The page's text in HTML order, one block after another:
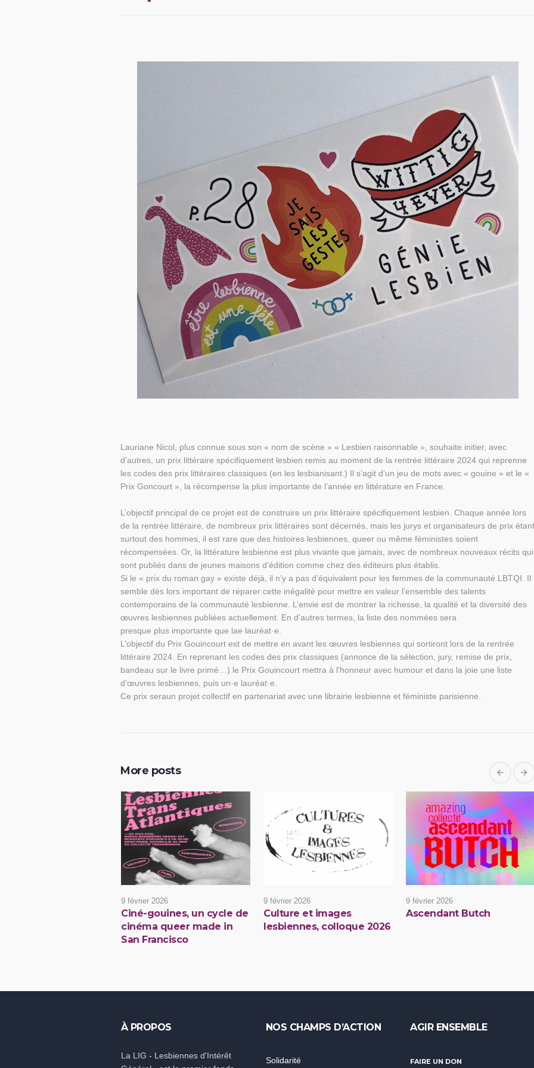
Lauriane Nicol, plus connue sous son « nom de scène » « Lesbien raisonnable », souhaite initier, avec
d’autres, un prix littéraire spécifiquement lesbien remis au moment de la rentrée littéraire 2024 qui reprenne
les codes des prix littéraires classiques (en les lesbianisant.) Il s’agit d’un jeu de mots avec « gouine » et le «
Prix Goncourt », la récompense la plus importante de l’année en littérature en France.
L’objectif principal de ce projet est de construire un prix littéraire spécifiquement lesbien. Chaque année lors
de la rentrée littéraire, de nombreux prix littéraires sont décernés, mais les jurys et organisateurs de prix étant
surtout des hommes, il est rare que des histoires lesbiennes, queer ou même féministes soient
récompensées. Or, la littérature lesbienne est plus vivante que jamais, avec de nombreux nouveaux récits qui
sont publiés dans de jeunes maisons d’édition comme chez des éditeurs plus établis.
Si le « prix du roman gay » existe déjà, il n’y a pas d’équivalent pour les femmes de la communauté LBTQI. Il
semble dès lors important de réparer cette inégalité pour mettre en valeur l’ensemble des talents
contemporains de la communauté lesbienne. L’envie est de montrer la richesse, la qualité et la diversité des
œuvres lesbiennes publiées actuellement. En d’autres termes, la liste des nommées sera
presque plus importante que lae lauréat·e.
L’objectif du Prix Gouincourt est de mettre en avant les œuvres lesbiennes qui sortiront lors de la rentrée
littéraire 2024. En reprenant les codes des prix classiques (annonce de la sélection, jury, remise de prix,
bandeau sur le livre primé…) le Prix Gouincourt mettra à l’honneur avec humour et dans la joie une liste
d’œuvres lesbiennes, puis un·e lauréat·e.
Ce prix seraun projet collectif en partenariat avec une librairie lesbienne et féministe parisienne.
More posts
9 février 2026
Ciné-gouines, un cycle de
cinéma queer made in
San Francisco
9 février 2026
Culture et images
lesbiennes, colloque 2026
9 février 2026
Ascendant Butch
À PROPOS
La LIG - Lesbiennes d'Intérêt
NOS CHAMPS D’ACTION
Solidarité
AGIR ENSEMBLE
FAIRE UN DON